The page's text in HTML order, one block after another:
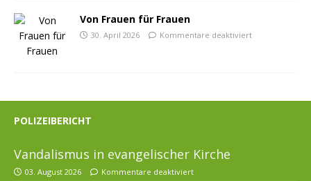
Von Frauen für Frauen
30. April 2026 Kommentare deaktiviert
POLIZEIBERICHT
Vandalismus in evangelischer Kirche
03. August 2026 Kommentare deaktiviert